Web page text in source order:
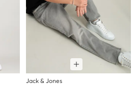
Jack & Jones